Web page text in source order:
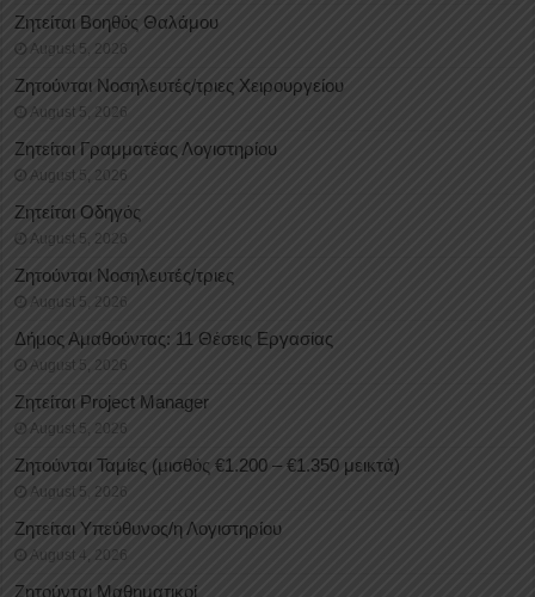
Ζητείται Βοηθός Θαλάμου
August 5, 2026
Ζητούνται Νοσηλευτές/τριες Χειρουργείου
August 5, 2026
Ζητείται Γραμματέας Λογιστηρίου
August 5, 2026
Ζητείται Οδηγός
August 5, 2026
Ζητούνται Νοσηλευτές/τριες
August 5, 2026
Δήμος Αμαθούντας: 11 Θέσεις Εργασίας
August 5, 2026
Ζητείται Project Manager
August 5, 2026
Ζητούνται Ταμίες (μισθός €1.200 – €1.350 μεικτά)
August 5, 2026
Ζητείται Υπεύθυνος/η Λογιστηρίου
August 4, 2026
Ζητούνται Μαθηματικοί